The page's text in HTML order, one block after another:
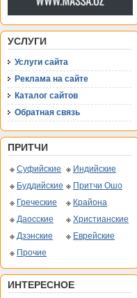
УСЛУГИ
Услуги сайта
Реклама на сайте
Каталог сайтов
Обратная связь
ПРИТЧИ
Суфийские
Индийские
Буддийские
Притчи Ошо
Греческие
Крайона
Даосские
Христианские
Дзэнские
Еврейские
Прочие
ИНТЕРЕСНОЕ